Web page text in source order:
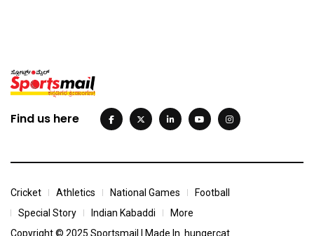
Find us here
Cricket Athletics National Games
Football
Special Story
Indian Kabaddi
More
Copyright © 2025 Sportsmail | Made In hungercat